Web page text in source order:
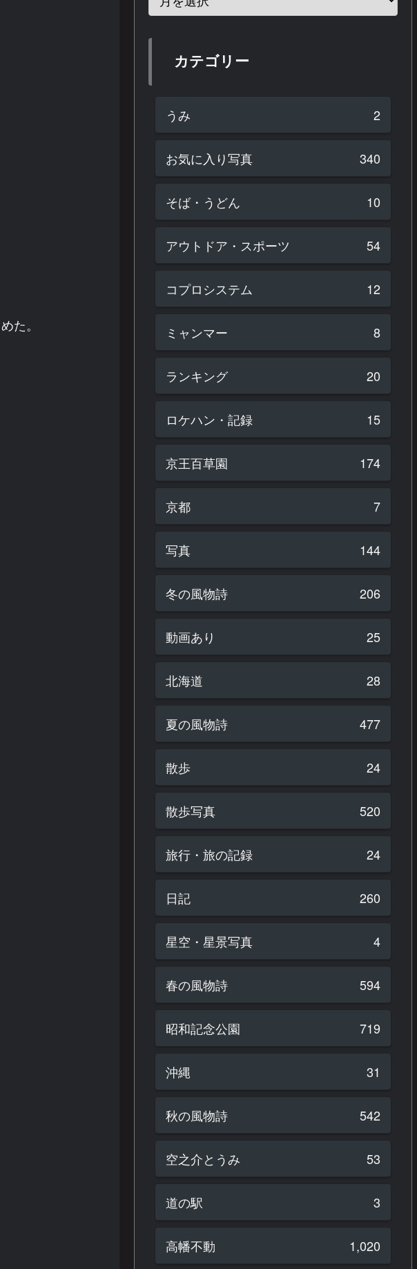
た。
カテゴリー
うみ 2
お気に入り写真 340
そば・うどん 10
アウトドア・スポーツ 54
コプロシステム 12
ミャンマー 8
ランキング 20
ロケハン・記録 15
京王百草園 174
京都 7
写真 144
冬の風物詩 206
動画あり 25
北海道 28
夏の風物詩 477
散歩 24
散歩写真 520
旅行・旅の記録 24
日記 260
星空・星景写真 4
春の風物詩 594
昭和記念公園 719
沖縄 31
秋の風物詩 542
空之介とうみ 53
道の駅 3
高幡不動 1,020